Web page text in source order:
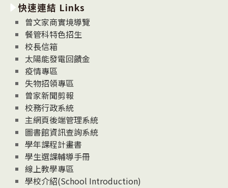
消
息
News
快速連結 Links
曾文家商實境導覽
餐管科特色招生
校長信箱
太陽能發電回饋金
疫情專區
失物招領專區
曾家新聞剪報
校務行政系統
主網頁後端管理系統
圖書館資訊查詢系統
學年課程計畫書
學生選課輔導手冊
線上教學專區
學校介紹(School Introduction)